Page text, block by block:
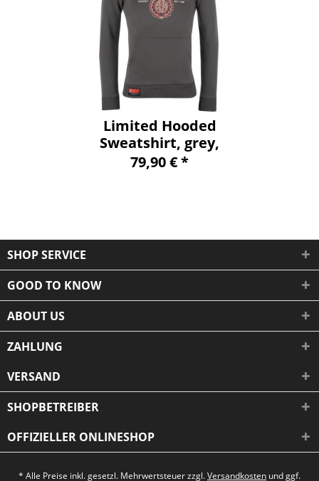
Limited Hooded
Sweatshirt, grey,
exclusive
79,90 € *
SHOP SERVICE
GOOD TO KNOW
ABOUT US
ZAHLUNG
VERSAND
SHOPBETREIBER
OFFIZIELLER ONLINESHOP
* Alle Preise inkl. gesetzl. Mehrwertsteuer zzgl.Versandkosten und ggf.